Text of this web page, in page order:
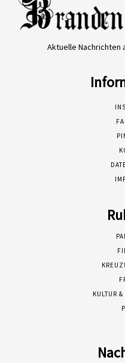
Aktuelle Nachrichten
KULTUR